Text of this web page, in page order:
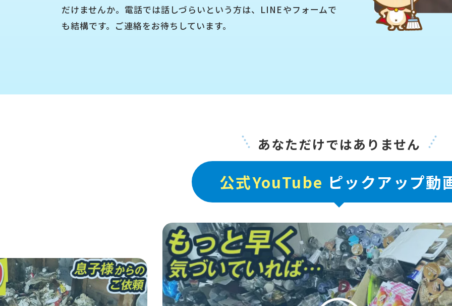
だけませんか。電話では話しづらいという方は、LINEやフォームで
も結構です。ご連絡をお待ちしています。
あなただけではありません
公式YouTube ピックアップ動